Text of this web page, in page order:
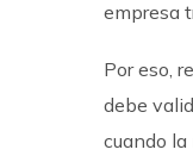
empresa
Por eso,
debe
cuando